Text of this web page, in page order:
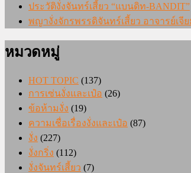
ประวัติงั่งจันทร์เสี้ยว “แบนดิท-BANDIT”
พญางั่งจักรพรรดิจันทร์เสี้ยว อาจารย์เ
หมวดหมู่
HOT TOPIC (137)
การเซ่นงั่งและเป๋อ (26)
ข้อห้ามงั่ง (19)
ความเชื่อเรื่องงั่งและเป๋อ (87)
งั่ง (227)
งั่งกริ่ง (112)
งั่งจันทร์เสี้ยว (7)